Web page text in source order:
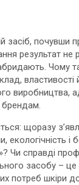
засіб, почувши
результат не
Чому
виробництва,
брендам.
щоразу
і
Чи справді
засобу –
потреб шкіри